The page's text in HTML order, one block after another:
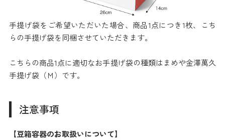
手提げ袋をご希望いただいた場合、商品1点につき1枚、こち
らの手提げ袋を同梱させていただきます。
こちらの商品1点に適切なお手提げ袋の種類はまめや金澤萬久
手提げ袋（Ｍ）です。
注意事項
【豆箱容器のお取扱いについて】